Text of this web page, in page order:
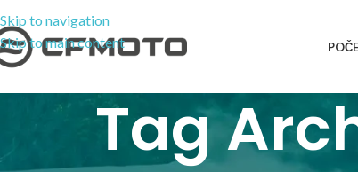
Skip to navigation
Skip to main content
Tag